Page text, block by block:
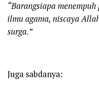
“Barangsiapa
ilmu agama, niscaya
surga.”
Juga sabdanya: